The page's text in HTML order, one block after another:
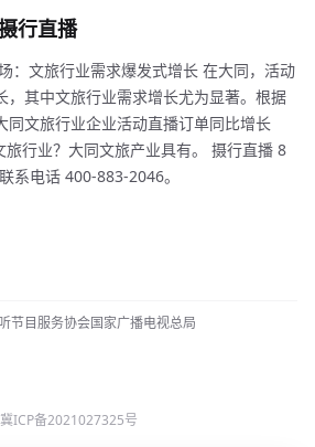
行直播
：文旅行业需求爆发式增长 在大同，活动
，其中文旅行业需求增长尤为显著。根据
同文旅行业企业活动直播订单同比增长
行业？大同文旅产业具有。 摄行直播 8
系电话 400-883-2046。
节目服务协会国家广播电视总局
冀ICP备2021027325号